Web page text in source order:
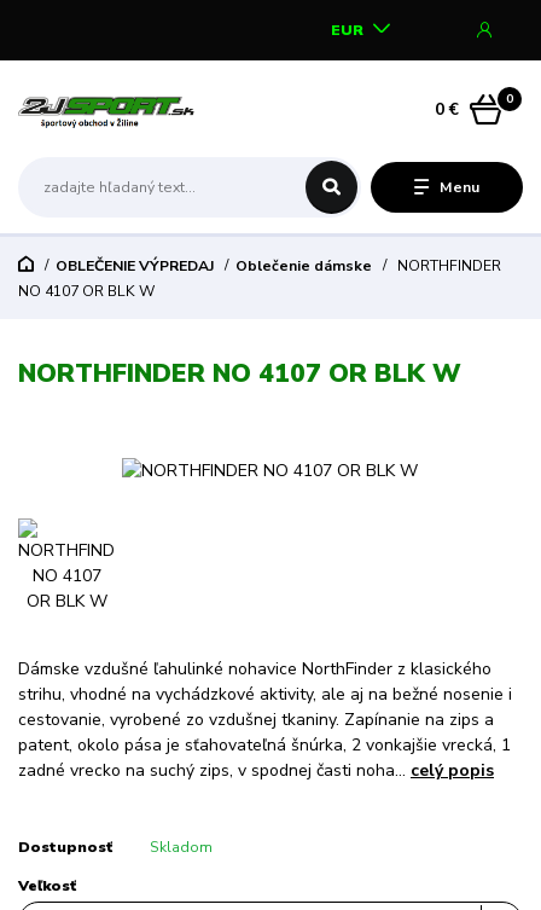
Menu
EUR
0
0 €
OBLEČENIE VÝPREDAJ Oblečenie dámske
NORTHFINDER
NO 4107 OR BLK W
NORTHFINDER NO 4107 OR BLK W
Dámske vzdušné ľahulinké nohavice NorthFinder z klasického
strihu, vhodné na vychádzkové aktivity, ale aj na bežné nosenie i
cestovanie, vyrobené zo vzdušnej tkaniny. Zapínanie na zips a
patent, okolo pása je sťahovateľná šnúrka, 2 vonkajšie vrecká, 1
zadné vrecko na suchý zips, v spodnej časti noha... celý popis
Dostupnosť Skladom
Veľkosť